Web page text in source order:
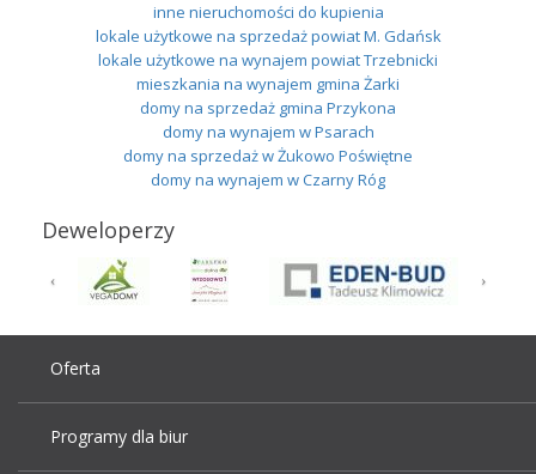
inne nieruchomości do kupienia
lokale użytkowe na sprzedaż powiat M. Gdańsk
lokale użytkowe na wynajem powiat Trzebnicki
mieszkania na wynajem gmina Żarki
domy na sprzedaż gmina Przykona
domy na wynajem w Psarach
domy na sprzedaż w Żukowo Poświętne
domy na wynajem w Czarny Róg
Deweloperzy
Oferta
Programy dla biur